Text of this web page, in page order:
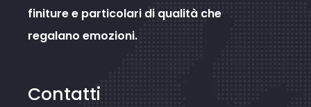
finiture e particolari di qualità che
regalano emozioni.
Contatti